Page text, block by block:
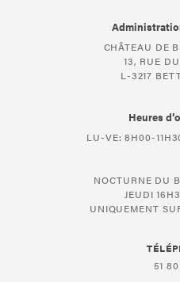
CHÂTEAU DE
13, RUE
L-3217
Heures
LU-VE: 8H00-
NOCTURNE DU
JEUDI
UNIQUEMENT
51